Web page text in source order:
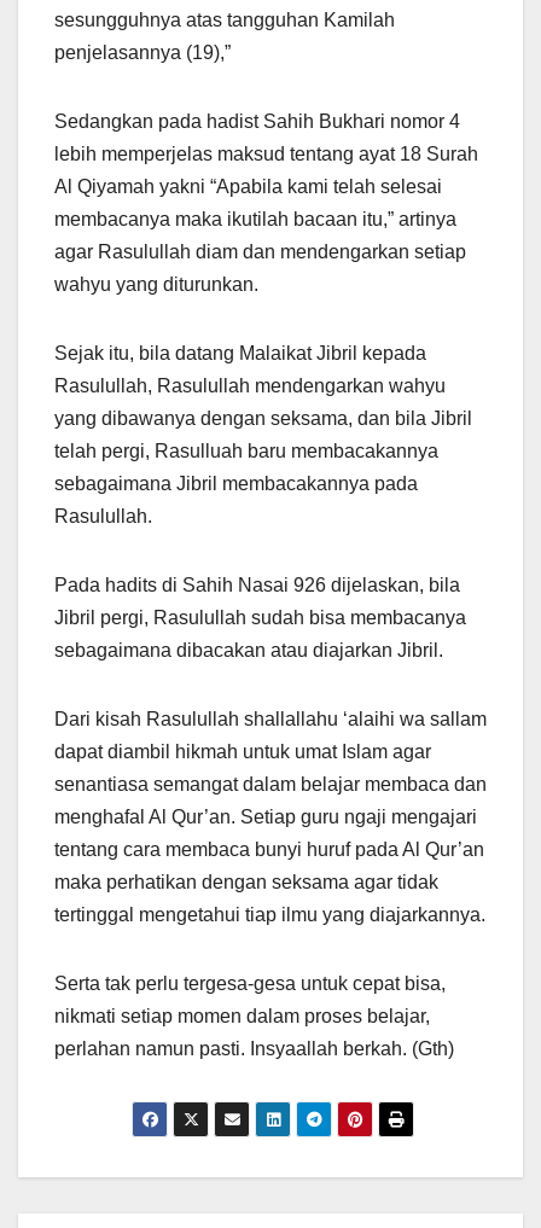
sesungguhnya atas tangguhan Kamilah
penjelasannya (19),”
Sedangkan pada hadist Sahih Bukhari nomor 4
lebih memperjelas maksud tentang ayat 18 Surah
Al Qiyamah yakni “Apabila kami telah selesai
membacanya maka ikutilah bacaan itu,” artinya
agar Rasulullah diam dan mendengarkan setiap
wahyu yang diturunkan.
Sejak itu, bila datang Malaikat Jibril kepada
Rasulullah, Rasulullah mendengarkan wahyu
yang dibawanya dengan seksama, dan bila Jibril
telah pergi, Rasulluah baru membacakannya
sebagaimana Jibril membacakannya pada
Rasulullah.
Pada hadits di Sahih Nasai 926 dijelaskan, bila
Jibril pergi, Rasulullah sudah bisa membacanya
sebagaimana dibacakan atau diajarkan Jibril.
Dari kisah Rasulullah shallallahu ‘alaihi wa sallam
dapat diambil hikmah untuk umat Islam agar
senantiasa semangat dalam belajar membaca dan
menghafal Al Qur’an. Setiap guru ngaji mengajari
tentang cara membaca bunyi huruf pada Al Qur’an
maka perhatikan dengan seksama agar tidak
tertinggal mengetahui tiap ilmu yang diajarkannya.
Serta tak perlu tergesa-gesa untuk cepat bisa,
nikmati setiap momen dalam proses belajar,
perlahan namun pasti. Insyaallah berkah. (Gth)